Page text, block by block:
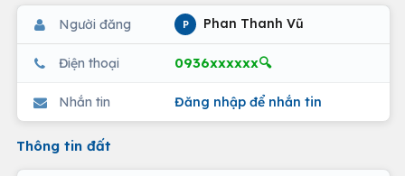
Người đăng P Phan Thanh Vũ
Điện thoại 0936xxxxxx🔍
Nhắn tin Đăng nhập để nhắn tin
Thông tin đất